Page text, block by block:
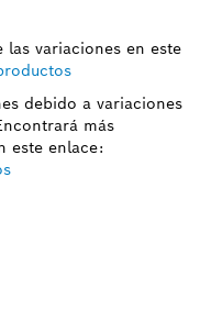
variaciones en este
debido a variaciones
más
este enlace: